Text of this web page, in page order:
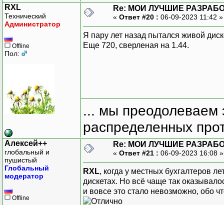
RXL
Технический
Администратор
Offline
Пол:
Re: МОИ ЛУЧШИЕ
« Ответ #20 : 06-09-2023 11:42
Я пару лет назад пытался живой
Еще 720, сверленая на 1.44.
... мы преодолеваем
распределенных
Алексей++
глобальный и
пушистый
Глобальный
модератор
Offline
Re: МОИ ЛУЧШИЕ
« Ответ #21 : 06-09-2023 16:08
RXL, когда у местных бухгалтеров
дискетах. Но всё чаще так
и вовсе это стало невозможно, обо